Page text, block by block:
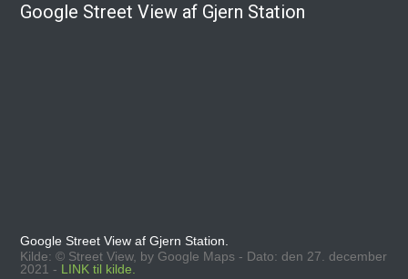
Google Street View af Gjern Station
Google Street View af Gjern Station.
Kilde: © Street View, by Google Maps - Dato: den 27. december
2021 - LINK til kilde.